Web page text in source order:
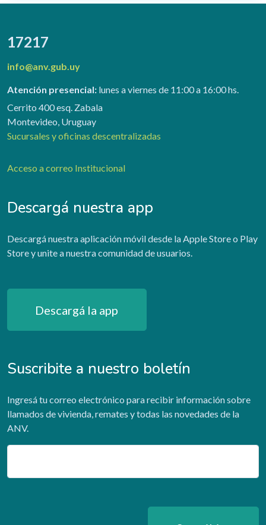
17217
info@anv.gub.uy
Atención presencial: lunes a viernes de 11:00 a 16:00 hs.
Cerrito 400 esq. Zabala
Montevideo, Uruguay
Sucursales y oficinas descentralizadas
Acceso a correo Institucional
Descargá nuestra app
Descargá nuestra aplicación móvil desde la Apple Store o Play
Store y unite a nuestra comunidad de usuarios.
Descargá la app
Suscribite a nuestro boletín
Ingresá tu correo electrónico para recibir información sobre
llamados de vivienda, remates y todas las novedades de la
ANV.
Email